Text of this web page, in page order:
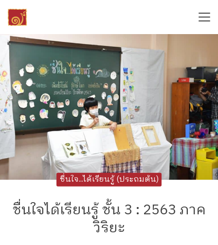
Skip
content
Search
for:
ชื่นใจ...ได้เรียนรู้ (ประถมต้น)
ชื่นใจได้เรียนรู้ ชั้น 3 : 2563 ภาค
วิริยะ